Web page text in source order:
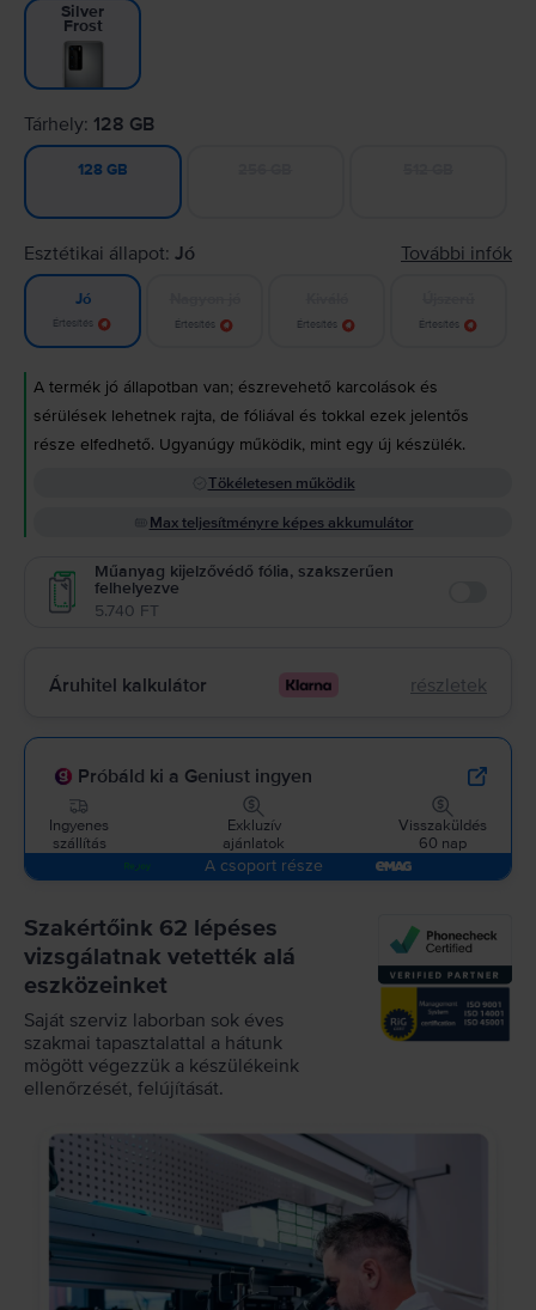
Silver
Frost
Tárhely: 128 GB
128 GB
Esztétikai állapot: Jó További infók
Jó
Értesítés Értesítés Értesítés Értesítés
A termék jó állapotban van; észrevehető karcolások és
sérülések lehetnek rajta, de fóliával és tokkal ezek jelentős
része elfedhető. Ugyanúgy működik, mint egy új készülék.
Tökéletesen működik
Max teljesítményre képes akkumulátor
Műanyag kijelzővédő fólia, szakszerűen
felhelyezve
5.740 FT
Áruhitel kalkulátor részletek
Próbáld ki a Geniust ingyen
Ingyenes
szállítás
Exkluzív
ajánlatok
Visszaküldés
60 nap
A csoport része
Szakértőink 62 lépéses
vizsgálatnak vetették alá
eszközeinket
Saját szerviz laborban sok éves
szakmai tapasztalattal a hátunk
mögött végezzük a készülékeink
ellenőrzését, felújítását.